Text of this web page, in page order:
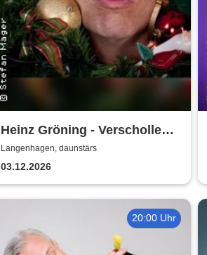
Heinz Gröning - Verschollen
im Weihnachtsstollen
Langenhagen, daunstärs
03.12.2026
20:00 Uhr